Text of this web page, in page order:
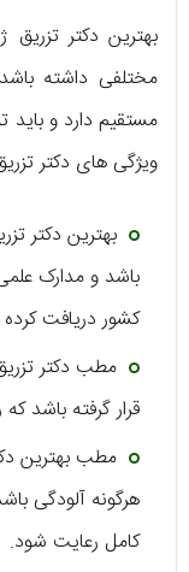
بهترین دکتر
مختلفی داشته
مستقیم دارد و باید
ویژگی های دکتر
بهترین دکتر
باشد و مدارک
کشور دریافت
مطب دکتر
قرار گرفته باشد
مطب بهترین
هرگونه آلودگی
کامل رعایت شود.